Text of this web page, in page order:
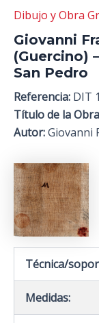
Dibujo y Obra
Giovanni
(Guercino)
San Pedro
Referencia: DIT
Título de la
Autor:Giovanni
Técnica/
Medidas: